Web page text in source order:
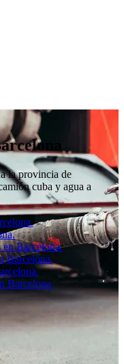
la provincia de
cuba y agua a
en Barcelona.
Barcelona.
Barcelona.